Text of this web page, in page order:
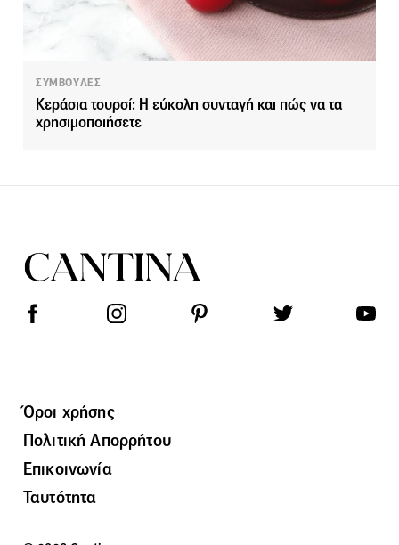
ΣΥΜΒΟΥΛΕΣ
Κεράσια τουρσί: Η εύκολη συνταγή και πώς να τα
χρησιμοποιήσετε
Όροι χρήσης
Πολιτική Απορρήτου
Επικοινωνία
Ταυτότητα